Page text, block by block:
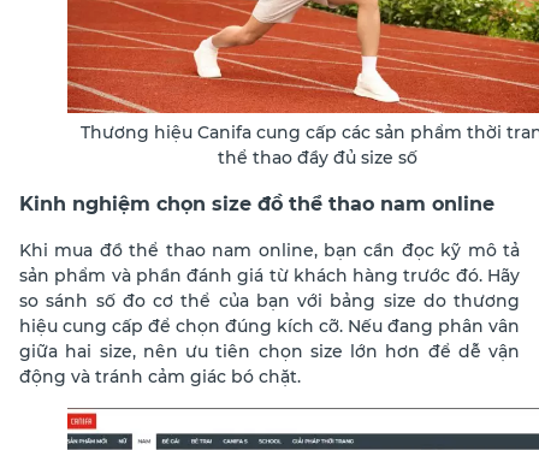
Thương hiệu Canifa cung cấp các sản phẩm thời
thể thao đầy đủ size số
Kinh nghiệm chọn size đồ thể thao nam online
Khi mua đồ thể thao nam online, bạn cần đọc kỹ mô tả
sản phẩm và phần đánh giá từ khách hàng trước đó. Hãy
so sánh số đo cơ thể của bạn với bảng size do thương
hiệu cung cấp để chọn đúng kích cỡ. Nếu đang phân vân
giữa hai size, nên ưu tiên chọn size lớn hơn để dễ vận
động và tránh cảm giác bó chặt.